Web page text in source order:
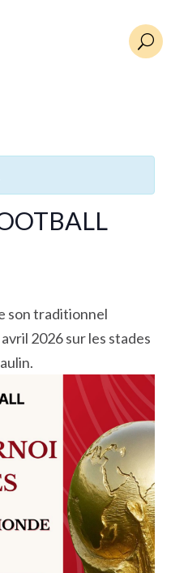
U
son traditionnel
2026 sur les stades